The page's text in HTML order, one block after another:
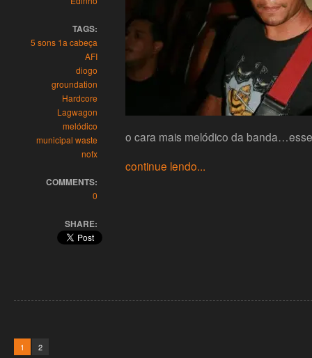
TAGS:
5 sons 1a cabeça
AFI
diogo
groundation
Hardcore
Lagwagon
melódico
municipal waste
nofx
COMMENTS:
0
SHARE:
o cara mais melódico da
continue lendo...
1 2